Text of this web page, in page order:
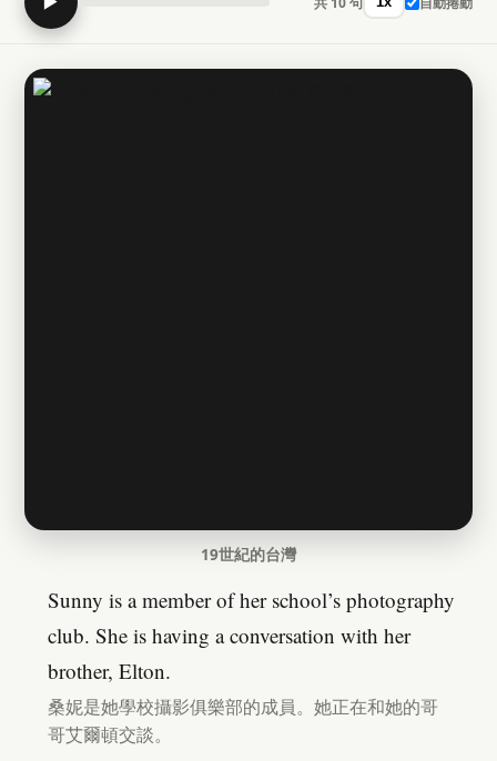
19世紀的台灣
Sunny is a member of her school’s photography
club. She is having a conversation with her
brother, Elton.
桑妮是她學校攝影俱樂部的成員。她正在和她的哥
哥艾爾頓交談。